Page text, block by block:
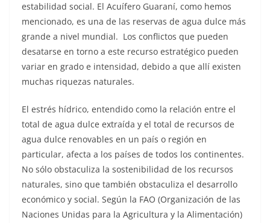
estabilidad social. El Acuífero Guaraní, como hemos
mencionado, es una de las reservas de agua dulce más
grande a nivel mundial. Los conflictos que pueden
desatarse en torno a este recurso estratégico pueden
variar en grado e intensidad, debido a que allí existen
muchas riquezas naturales.
El estrés hídrico, entendido como la relación entre el
total de agua dulce extraída y el total de recursos de
agua dulce renovables en un país o región en
particular, afecta a los países de todos los continentes.
No sólo obstaculiza la sostenibilidad de los recursos
naturales, sino que también obstaculiza el desarrollo
económico y social. Según la FAO (Organización de las
Naciones Unidas para la Agricultura y la Alimentación)